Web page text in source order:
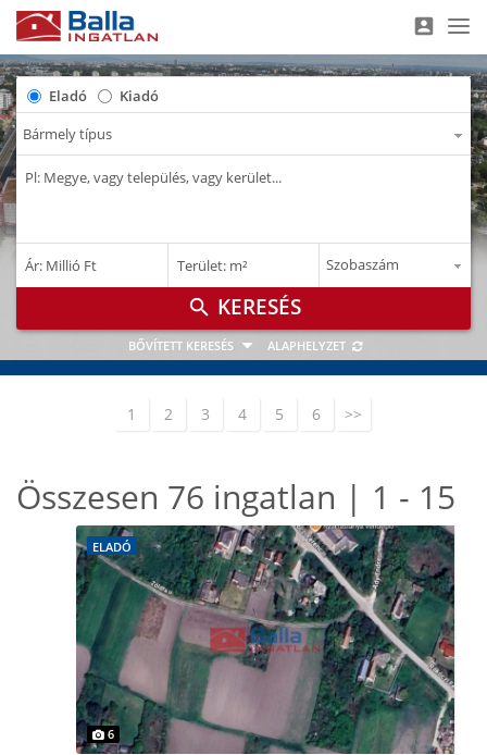
account_box
Eladó Kiadó
–
Ár: Millió Ft –
Terület: m²
search
BŐVÍTETT KERESÉS ALAPHELYZET
1 2 3 4 5 6 >>
Összesen 76 ingatlan | 1 - 15
ELADÓ
6